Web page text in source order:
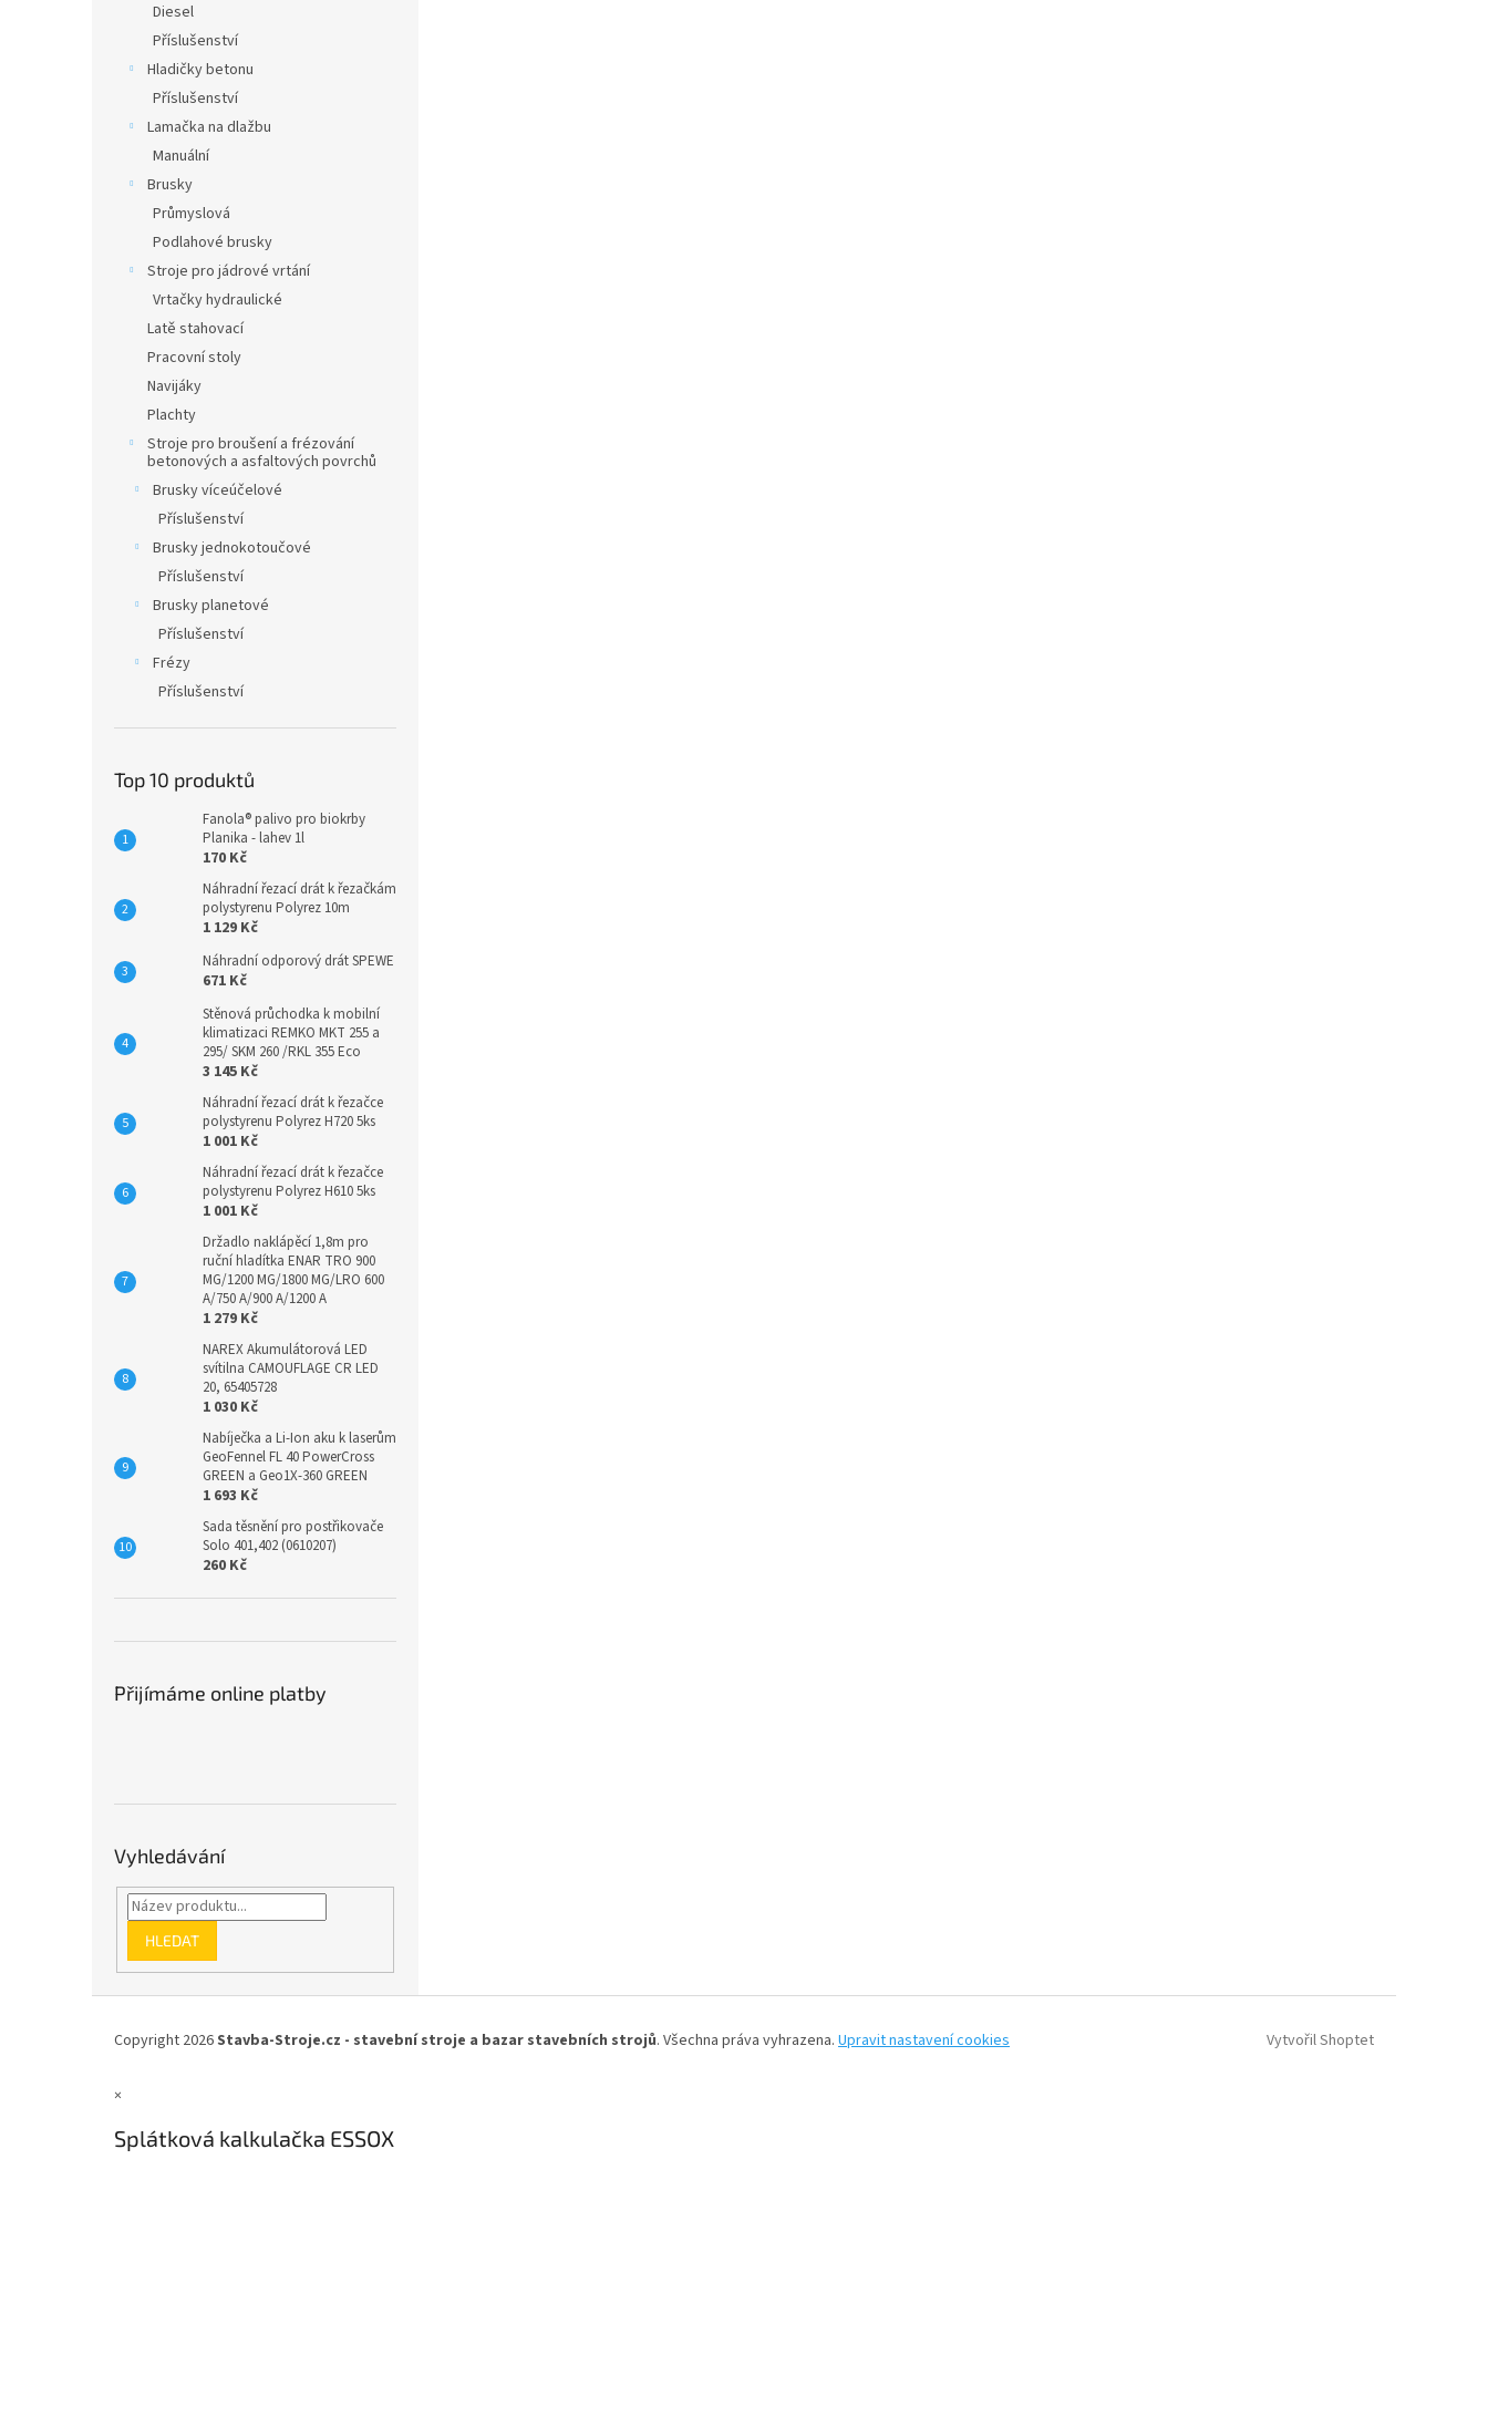
Diesel
Příslušenství
Hladičky betonu
Příslušenství
Lamačka na dlažbu
Manuální
Brusky
Průmyslová
Podlahové brusky
Stroje pro jádrové vrtání
Vrtačky hydraulické
Latě stahovací
Pracovní stoly
Navijáky
Plachty
Stroje pro broušení a frézování
betonových a asfaltových povrchů
Brusky víceúčelové
Příslušenství
Brusky jednokotoučové
Příslušenství
Brusky planetové
Příslušenství
Frézy
Příslušenství
Top 10 produktů
Fanola® palivo pro biokrby
Planika - lahev 1l
170 Kč
Náhradní řezací drát k řezačkám
polystyrenu Polyrez 10m
1 129 Kč
Náhradní odporový drát SPEWE
671 Kč
Stěnová průchodka k mobilní
klimatizaci REMKO MKT 255 a
295/ SKM 260 /RKL 355 Eco
3 145 Kč
Náhradní řezací drát k řezačce
polystyrenu Polyrez H720 5ks
1 001 Kč
Náhradní řezací drát k řezačce
polystyrenu Polyrez H610 5ks
1 001 Kč
Držadlo naklápěcí 1,8m pro
ruční hladítka ENAR TRO 900
MG/1200 MG/1800 MG/LRO 600
A/750 A/900 A/1200 A
1 279 Kč
NAREX Akumulátorová LED
svítilna CAMOUFLAGE CR LED
20, 65405728
1 030 Kč
Nabíječka a Li-Ion aku k laserům
GeoFennel FL 40 PowerCross
GREEN a Geo1X-360 GREEN
1 693 Kč
Sada těsnění pro postřikovače
Solo 401,402 (0610207)
260 Kč
Přijímáme online platby
Vyhledávání
HLEDAT
Vytvořil Shoptet
Copyright 2026Stavba-Stroje.cz - stavební stroje a bazar stavebních strojů. Všechna práva vyhrazena. Upravit nastavení cookies
×
Splátková kalkulačka ESSOX